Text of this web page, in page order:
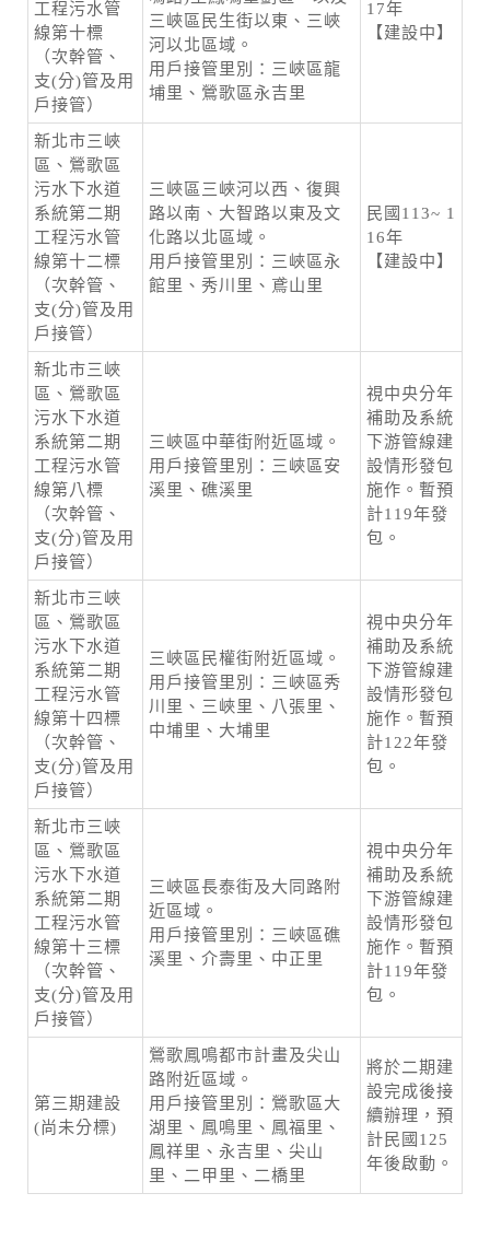
工程污水管
線第十標
（次幹管、
支(分)管及用
戶接管）
三峽區民生街以東、三峽
河以北區域。
用戶接管里別：三峽區龍
埔里、鶯歌區永吉里
17年
【建設中】
新北市三峽
區、鶯歌區
污水下水道
系統第二期
工程污水管
線第十二標
（次幹管、
支(分)管及用
戶接管）
三峽區三峽河以西、復興
路以南、大智路以東及文
化路以北區域。
用戶接管里別：三峽區永
館里、秀川里、鳶山里
民國113~ 1
16年
【建設中】
新北市三峽
區、鶯歌區
污水下水道
系統第二期
工程污水管
線第八標
（次幹管、
支(分)管及用
戶接管）
三峽區中華街附近區域。
用戶接管里別：三峽區安
溪里、礁溪里
視中央分年
補助及系統
下游管線建
設情形發包
施作。暫預
計119年發
包。
新北市三峽
區、鶯歌區
污水下水道
系統第二期
工程污水管
線第十四標
（次幹管、
支(分)管及用
戶接管）
三峽區民權街附近區域。
用戶接管里別：三峽區秀
川里、三峽里、八張里、
中埔里、大埔里
視中央分年
補助及系統
下游管線建
設情形發包
施作。暫預
計122年發
包。
新北市三峽
區、鶯歌區
污水下水道
系統第二期
工程污水管
線第十三標
（次幹管、
支(分)管及用
戶接管）
三峽區長泰街及大同路附
近區域。
用戶接管里別：三峽區礁
溪里、介壽里、中正里
視中央分年
補助及系統
下游管線建
設情形發包
施作。暫預
計119年發
包。
第三期建設
(尚未分標)
鶯歌鳳鳴都市計畫及尖山
路附近區域。
用戶接管里別：鶯歌區大
湖里、鳳鳴里、鳳福里、
鳳祥里、永吉里、尖山
里、二甲里、二橋里
將於二期建
設完成後接
續辦理，預
計民國125
年後啟動。